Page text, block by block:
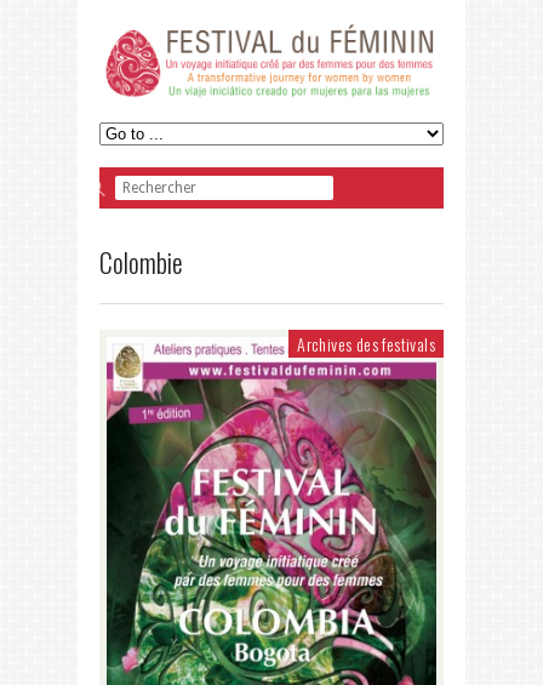
Colombie
Archives des festivals